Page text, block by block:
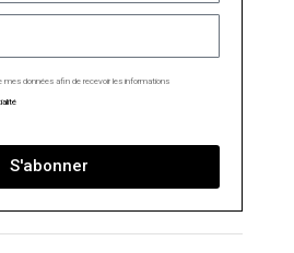
données afin de recevoir les informations
S'abonner